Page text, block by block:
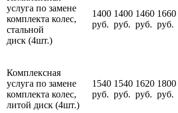
услуга по замене
комплекта колес,
стальной
диск (4шт.)
1400
руб.
1400
руб.
1460
руб.
1660
руб.
Комплексная
услуга по замене
комплекта колес,
литой диск (4шт.)
1540
руб.
1540
руб.
1620
руб.
1800
руб.